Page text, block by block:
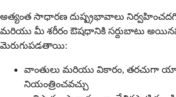
అత్యంత సాధారణ దుష్ప్రభావాలు
మరియు మీ శరీరం ఔషధానికి సర్దుబాటు
మెరుగుపడతాయి:
వాంతులు మరియు వికారం, తరచుగా
నియంత్రించవచ్చు